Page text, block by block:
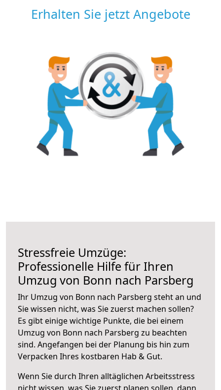
Erhalten Sie jetzt Angebote
Stressfreie Umzüge:
Professionelle Hilfe für Ihren
Umzug von Bonn nach Parsberg
Ihr Umzug von Bonn nach Parsberg steht an und
Sie wissen nicht, was Sie zuerst machen sollen?
Es gibt einige wichtige Punkte, die bei einem
Umzug von Bonn nach Parsberg zu beachten
sind. Angefangen bei der Planung bis hin zum
Verpacken Ihres kostbaren Hab & Gut.
Wenn Sie durch Ihren alltäglichen Arbeitsstress